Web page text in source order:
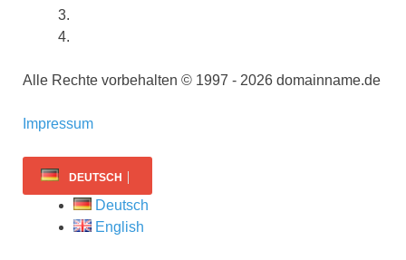
Alle Rechte vorbehalten © 1997 - 2026 domainname.de
Impressum
DEUTSCH
Deutsch
English